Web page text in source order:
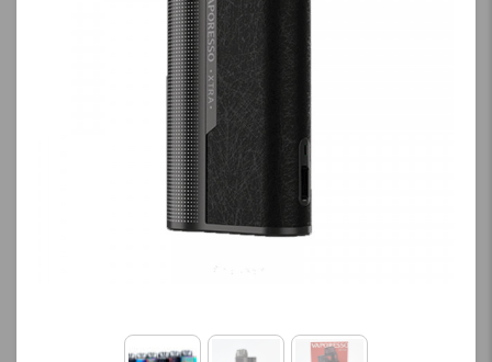
کنید.
آخرین بروزرسانی
قیمت: 13 ساعت پیش
تمامی قیمت ها بروز
هستند.